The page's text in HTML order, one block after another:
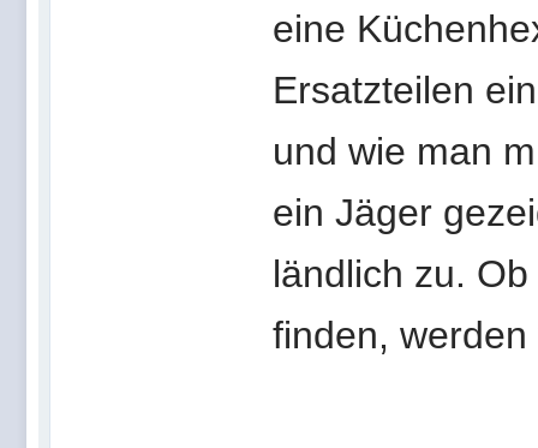
eine
Ersatzteilen
und wie man
ein Jäger
ländlich zu.
finden,